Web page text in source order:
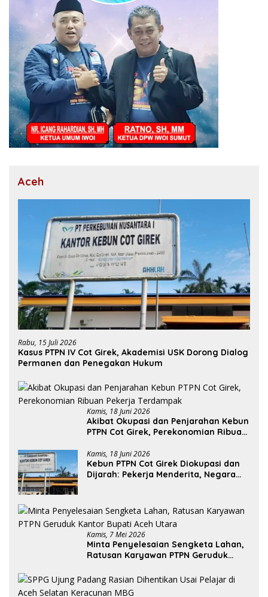
Aceh
Rabu, 15 Juli 2026
Kasus PTPN IV Cot Girek, Akademisi USK Dorong Dialog
Permanen dan Penegakan Hukum
Kamis, 18 Juni 2026
Akibat Okupasi dan Penjarahan Kebun
PTPN Cot Girek, Perekonomian Ribuan
Kamis, 18 Juni 2026
Kebun PTPN Cot Girek Diokupasi dan
Dijarah: Pekerja Menderita, Negara
Kamis, 7 Mei 2026
Minta Penyelesaian Sengketa Lahan,
Ratusan Karyawan PTPN Geruduk